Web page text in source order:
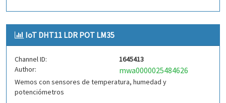
IoT DHT11 LDR POT LM35
Channel ID:
1645413
Author:
mwa0000025484626
Wemos con sensores de temperatura, humedad y
potenciómetros